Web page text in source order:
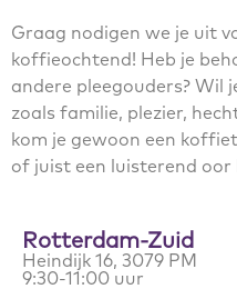
Graag nodigen we je uit
koffieochtend! Heb je
andere pleegouders? Wil
zoals familie, plezier,
kom je gewoon een
of juist een luisterend oor
Rotterdam-Zuid
Heindijk 16, 3079 PM
9:30-11:00 uur